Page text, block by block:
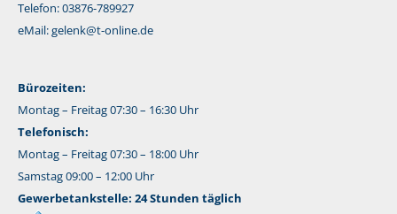
Telefon: 03876-789927
eMail:gelenk@t-online.de
Bürozeiten:
Montag – Freitag 07:30 – 16:30 Uhr
Telefonisch:
Montag – Freitag 07:30 – 18:00 Uhr
Samstag 09:00 – 12:00 Uhr
Gewerbetankstelle: 24 Stunden täglich